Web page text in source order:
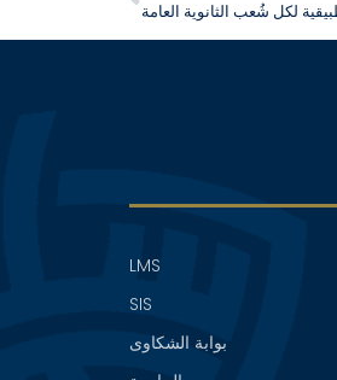
لكل شُعب الثانوية العامة
LMS
SIS
بوابة الشكاوى